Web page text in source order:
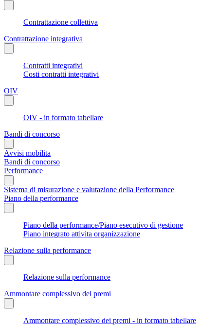
Contrattazione collettiva
Contrattazione integrativa
Contratti integrativi
Costi contratti integrativi
OIV
OIV - in formato tabellare
Bandi di concorso
Avvisi mobilita
Bandi di concorso
Performance
Sistema di misurazione e valutazione della Performance
Piano della performance
Piano della performance/Piano esecutivo di gestione
Piano integrato attivita organizzazione
Relazione sulla performance
Relazione sulla performance
Ammontare complessivo dei premi
Ammontare complessivo dei premi - in formato tabellare